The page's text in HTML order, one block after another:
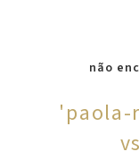
não
'